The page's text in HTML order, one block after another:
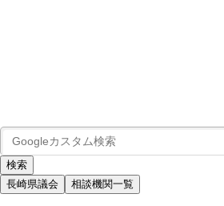
長崎県議会 相談機関一覧